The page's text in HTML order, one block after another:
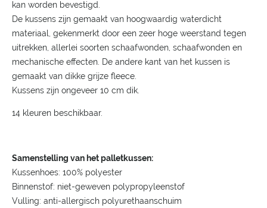
kan worden bevestigd.
De kussens zijn gemaakt van hoogwaardig waterdicht
materiaal, gekenmerkt door een zeer hoge weerstand tegen
uitrekken, allerlei soorten schaafwonden, schaafwonden en
mechanische effecten. De andere kant van het kussen is
gemaakt van dikke grijze fleece.
Kussens zijn ongeveer 10 cm dik.
14 kleuren beschikbaar.
Samenstelling van het palletkussen:
Kussenhoes: 100% polyester
Binnenstof: niet-geweven polypropyleenstof
Vulling: anti-allergisch polyurethaanschuim